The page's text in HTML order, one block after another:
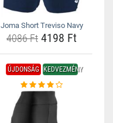
Joma Short Treviso Navy
4086 Ft 4198 Ft
ÚJDONSÁG KEDVEZMÉNY